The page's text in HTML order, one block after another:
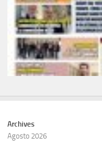
Archives
Agosto 2026